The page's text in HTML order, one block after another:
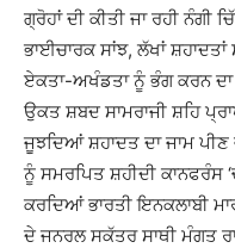
ਗ੍ਰੋਹਾਂ ਦੀ ਕੀਤੀ ਜਾ ਰਹੀ
ਭਾਈਚਾਰਕ ਸਾਂਝ, ਲੱਖਾਂ
ਏਕਤਾ-ਅਖੰਡਤਾ ਨੂੰ ਭੰਗ ਕਰਨ
ਉਕਤ ਸ਼ਬਦ ਸਾਮਰਾਜੀ ਸ਼ਹਿ
ਜੂਝਦਿਆਂ ਸ਼ਹਾਦਤ ਦਾ ਜਾਮ
ਨੂੰ ਸਮਰਪਿਤ ਸ਼ਹੀਦੀ ਕਾਨਫਰੰਸ
ਕਰਦਿਆਂ ਭਾਰਤੀ ਇਨਕਲਾਬੀ
ਦੇ ਜਨਰਲ ਸਕੱਤਰ ਸਾਥੀ ਮੰਗਤ